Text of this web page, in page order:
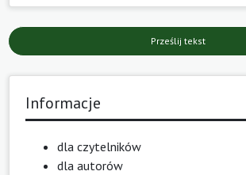
Prześlij tekst
Informacje
dla czytelników
dla autorów